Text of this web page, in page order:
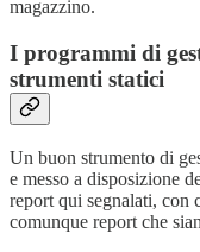
magazzino.
I programmi di
strumenti statici
Un buon strumento di
e messo a disposizione
report qui segnalati, con
comunque report che